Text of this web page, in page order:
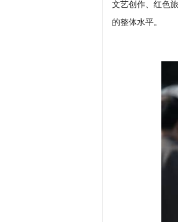
文艺创作、红色
的整体水平。